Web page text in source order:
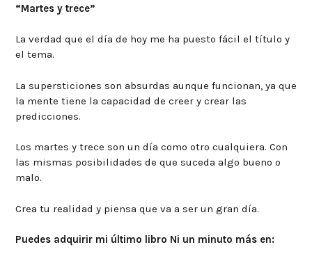
“Martes y trece”
La verdad que el día de hoy me ha puesto fácil el título y
el tema.
La supersticiones son absurdas aunque funcionan, ya que
la mente tiene la capacidad de creer y crear las
predicciones.
Los martes y trece son un día como otro cualquiera. Con
las mismas posibilidades de que suceda algo bueno o
malo.
Crea tu realidad y piensa que va a ser un gran día.
Puedes adquirir mi último libro Ni un minuto más en: